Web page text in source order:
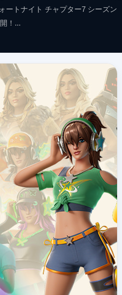
ートナイト チャプター7 シーズン
！...